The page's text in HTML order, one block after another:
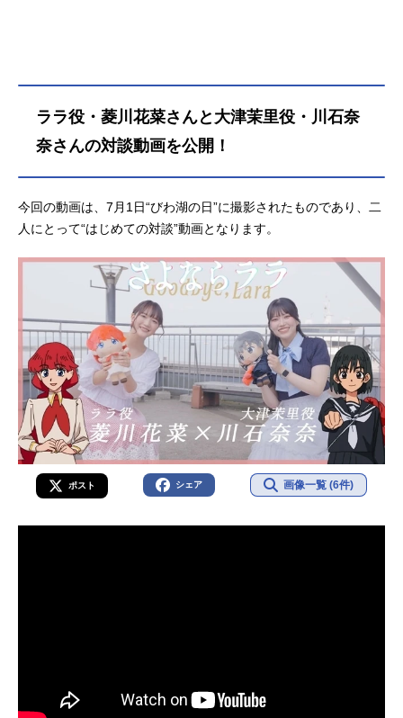
ララ役・菱川花菜さんと大津茉里役・川石奈
奈さんの対談動画を公開！
今回の動画は、7月1日“びわ湖の日”に撮影されたものであり、二
人にとって“はじめての対談”動画となります。
ポスト シェア 画像一覧 (6件)